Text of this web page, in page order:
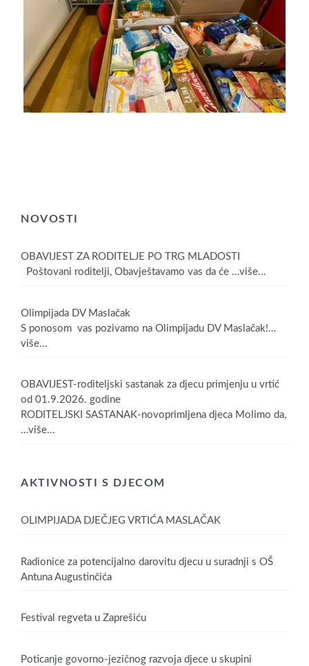
NOVOSTI
OBAVIJEST ZA RODITELJE PO TRG MLADOSTI
Poštovani roditelji, Obavještavamo vas da će …više...
Olimpijada DV Maslačak
S ponosom vas pozivamo na Olimpijadu DV Maslačak!…
više...
OBAVIJEST-roditeljski sastanak za djecu primjenju u vrtić
od 01.9.2026. godine
RODITELJSKI SASTANAK-novoprimljena djeca Molimo da,
…više...
AKTIVNOSTI S DJECOM
OLIMPIJADA DJEČJEG VRTIĆA MASLAČAK
Radionice za potencijalno darovitu djecu u suradnji s OŠ
Antuna Augustinčića
Festival regveta u Zaprešiću
Poticanje govorno-jezičnog razvoja djece u skupini